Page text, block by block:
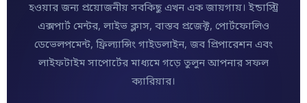
হওয়ার জন্য প্রয়োজনীয় সবকিছু এখন এক জায়গায়। ইন্ডাস্ট্রি
এক্সপার্ট মেন্টর, লাইভ ক্লাস, বাস্তব প্রজেক্ট, পোর্টফোলিও
ডেভেলপমেন্ট, ফ্রিল্যান্সিং গাইডলাইন, জব প্রিপারেশন এবং
লাইফটাইম সাপোর্টের মাধ্যমে গড়ে তুলুন আপনার সফল
ক্যারিয়ার।